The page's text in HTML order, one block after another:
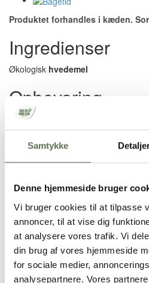
Samtykke
Denne hjemmeside bruger
Vi bruger cookies til at tilpasse
annoncer, til at vise dig
at analysere vores trafik. Vi
din brug af vores hjemmeside
for sociale medier,
analysepartnere. Vores
Produktet forhandles i kæden.
Ingredienser
Økologisk hvedemel
Opbevaring
Tørt, ikke for varmt og ikke
Næringsindhold
- heraf mættede fedtsyrer0,2 g
Kulhydrat69 g
- heraf sukkerarter
0,5 g
Kostfibre3,7 g
Protein11,5 g
Salt* 0,01 g
* Indeholder naturligt